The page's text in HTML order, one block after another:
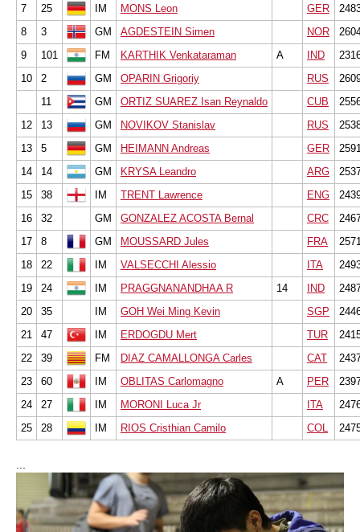
7
25 IM MONS Leon GER
8
3 GM AGDESTEIN Simen NOR
9
101 FM KARTHIK Venkataraman A IND
10
2 GM OPARIN Grigoriy RUS
11
GM ORTIZ SUAREZ Isan Reynaldo CUB
12
13 GM NOVIKOV Stanislav RUS
13
5 GM HEIMANN Andreas GER
14
14 GM KRYSA Leandro ARG
15
38 IM TRENT Lawrence ENG
16
32 GM GONZALEZ ACOSTA Bernal CRC
17
8 GM MOUSSARD Jules FRA
18
22 IM VALSECCHI Alessio ITA
19
24 IM PRAGGNANANDHAA R 14 IND
20
35 IM GOH Wei Ming Kevin SGP
21
47 IM ERDOGDU Mert TUR
22
39 FM DIAZ CAMALLONGA Carles CAT
23
60 IM OBLITAS Carlomagno A PER
24
27 IM MORONI Luca Jr ITA
25
28 IM RIOS Cristhian Camilo COL